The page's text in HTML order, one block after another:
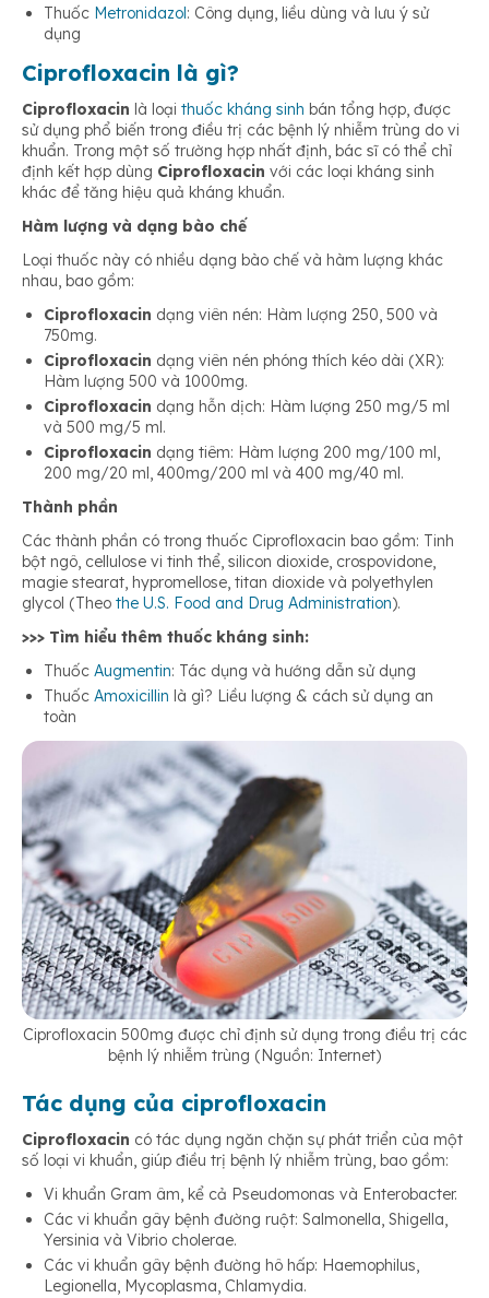
Thuốc Metronidazol: Công dụng, liều dùng và lưu ý sử
dụng
Ciprofloxacin là gì?
Ciprofloxacin là loại thuốc kháng sinh bán tổng hợp, được
sử dụng phổ biến trong điều trị các bệnh lý nhiễm trùng do vi
khuẩn. Trong một số trường hợp nhất định, bác sĩ có thể chỉ
định kết hợp dùng Ciprofloxacin với các loại kháng sinh
khác để tăng hiệu quả kháng khuẩn.
Hàm lượng và dạng bào chế
Loại thuốc này có nhiều dạng bào chế và hàm lượng khác
nhau, bao gồm:
Ciprofloxacin dạng viên nén: Hàm lượng 250, 500 và
750mg.
Ciprofloxacin dạng viên nén phóng thích kéo dài (XR):
Hàm lượng 500 và 1000mg.
Ciprofloxacin dạng hỗn dịch: Hàm lượng 250 mg/5 ml
và 500 mg/5 ml.
Ciprofloxacin dạng tiêm: Hàm lượng 200 mg/100 ml,
200 mg/20 ml, 400mg/200 ml và 400 mg/40 ml.
Thành phần
Các thành phần có trong thuốc Ciprofloxacin bao gồm: Tinh
bột ngô, cellulose vi tinh thể, silicon dioxide, crospovidone,
magie stearat, hypromellose, titan dioxide và polyethylen
glycol (Theo the U.S. Food and Drug Administration).
>>> Tìm hiểu thêm thuốc kháng sinh:
Thuốc Augmentin: Tác dụng và hướng dẫn sử dụng
Thuốc Amoxicillin là gì? Liều lượng & cách sử dụng an
toàn
Ciprofloxacin 500mg được chỉ định sử dụng trong điều trị các
bệnh lý nhiễm trùng (Nguồn: Internet)
Tác dụng của ciprofloxacin
Ciprofloxacin có tác dụng ngăn chặn sự phát triển của một
số loại vi khuẩn, giúp điều trị bệnh lý nhiễm trùng, bao gồm:
Vi khuẩn Gram âm, kể cả Pseudomonas và Enterobacter.
Các vi khuẩn gây bệnh đường ruột: Salmonella, Shigella,
Yersinia và Vibrio cholerae.
Các vi khuẩn gây bệnh đường hô hấp: Haemophilus,
Legionella, Mycoplasma, Chlamydia.